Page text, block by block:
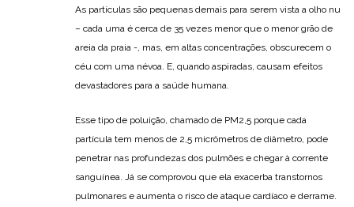
As partículas são pequenas demais para serem vista a olho nu
– cada uma é cerca de 35 vezes menor que o menor grão de
areia da praia -, mas, em altas concentrações, obscurecem o
céu com uma névoa. E, quando aspiradas, causam efeitos
devastadores para a saúde humana.
Esse tipo de poluição, chamado de PM2,5 porque cada
partícula tem menos de 2,5 micrômetros de diâmetro, pode
penetrar nas profundezas dos pulmões e chegar à corrente
sanguínea. Já se comprovou que ela exacerba transtornos
pulmonares e aumenta o risco de ataque cardíaco e derrame.